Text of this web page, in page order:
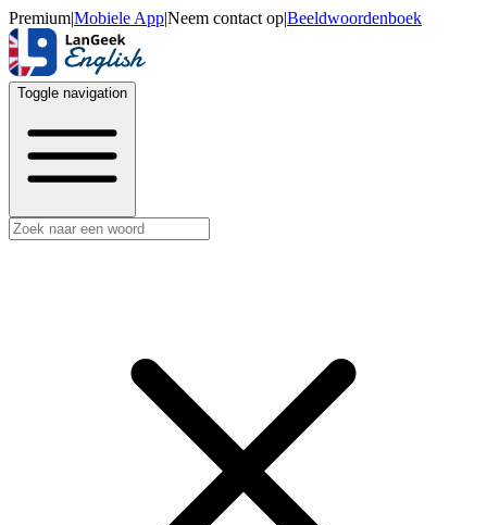
Premium|Mobiele App|Neem contact op|Beeldwoordenboek
Toggle navigation